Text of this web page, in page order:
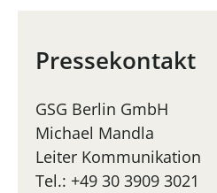
Pressekontakt
GSG Berlin GmbH
Michael Mandla
Leiter Kommunikation
Tel.: +49 30 3909 3021